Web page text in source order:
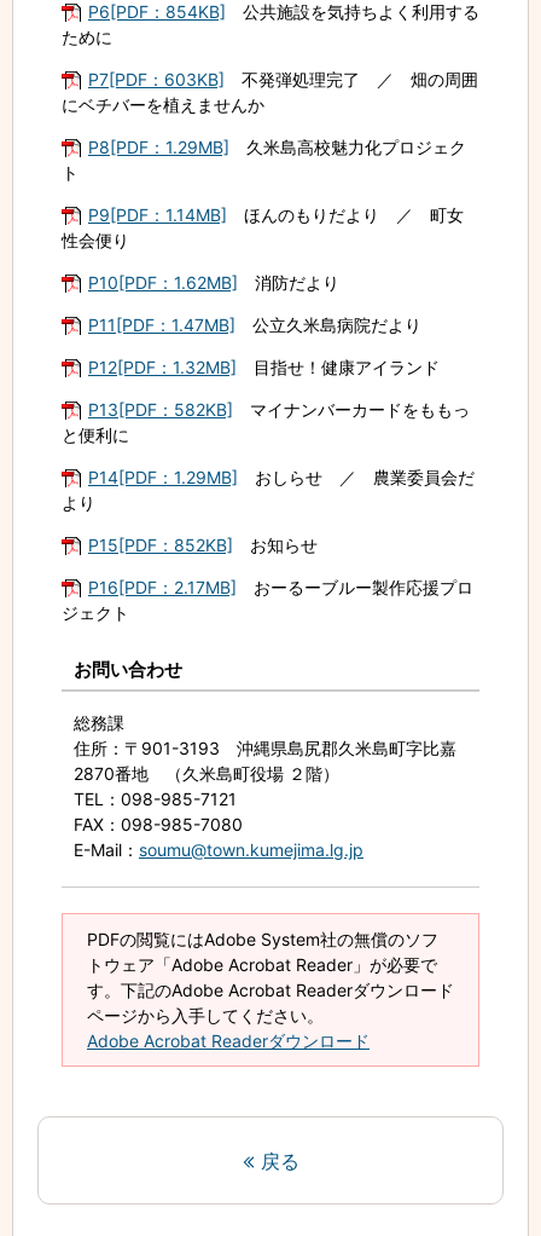
P6[PDF：854KB] 公共施設を気持ちよく利用する
ために
P7[PDF：603KB] 不発弾処理完了 ／ 畑の周囲
にベチバーを植えませんか
P8[PDF：1.29MB] 久米島高校魅力化プロジェク
ト
P9[PDF：1.14MB] ほんのもりだより ／ 町女
性会便り
P10[PDF：1.62MB] 消防だより
P11[PDF：1.47MB] 公立久米島病院だより
P12[PDF：1.32MB] 目指せ！健康アイランド
P13[PDF：582KB] マイナンバーカードをももっ
と便利に
P14[PDF：1.29MB] おしらせ ／ 農業委員会だ
より
P15[PDF：852KB] お知らせ
P16[PDF：2.17MB] おーるーブルー製作応援プロ
ジェクト
お問い合わせ
総務課
住所 ：〒901-3193 沖縄県島尻郡久米島町字比嘉
2870番地 （久米島町役場 ２階）
TEL
：098-985-7121
FAX ：098-985-7080
E-Mail ： soumu@town.kumejima.lg.jp
PDFの閲覧にはAdobe System社の無償のソフ
トウェア「Adobe Acrobat Reader」が必要で
す。下記のAdobe Acrobat Readerダウンロード
ページから入手してください。
Adobe Acrobat Readerダウンロード
戻る